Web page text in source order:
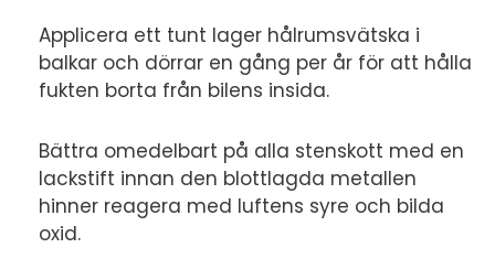
Applicera ett tunt lager hålrumsvätska i
balkar och dörrar en gång per år för att hålla
fukten borta från bilens insida.
Bättra omedelbart på alla stenskott med en
lackstift innan den blottlagda metallen
hinner reagera med luftens syre och bilda
oxid.